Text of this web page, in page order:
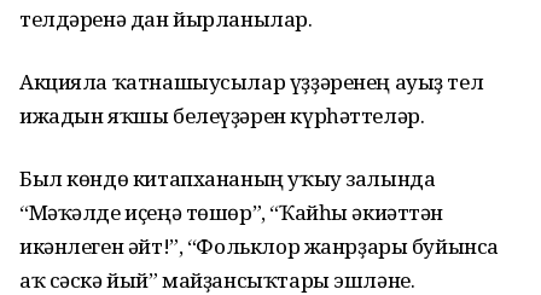
телдәренә дан йырланылар.
Акцияла ҡатнашыусылар үҙҙәренең ауыҙ тел
ижадын яҡшы белеүҙәрен күрһәттеләр.
Был көндө китапхананың уҡыу залында
“Мәҡәлде иҫеңә төшөр”, “Ҡайһы әкиәттән
икәнлеген әйт!”, “Фольклор жанрҙары буйынса
аҡ сәскә йый” майҙансыҡтары эшләне.